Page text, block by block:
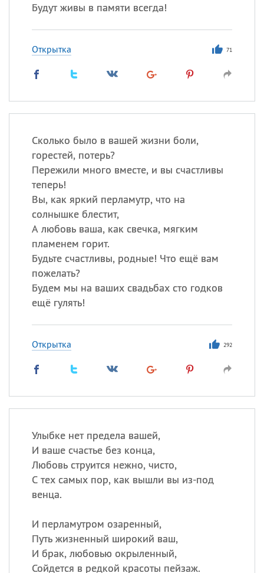
Будут живы в памяти всегда!
Открытка 71
Сколько было в вашей жизни боли,
горестей, потерь?
Пережили много вместе, и вы счастливы
теперь!
Вы, как яркий перламутр, что на
солнышке блестит,
А любовь ваша, как свечка, мягким
пламенем горит.
Будьте счастливы, родные! Что ещё вам
пожелать?
Будем мы на ваших свадьбах сто годков
ещё гулять!
Открытка 292
Улыбке нет предела вашей,
И ваше счастье без конца,
Любовь струится нежно, чисто,
С тех самых пор, как вышли вы из-под
венца.
И перламутром озаренный,
Путь жизненный широкий ваш,
И брак, любовью окрыленный,
Сойдется в редкой красоты пейзаж.